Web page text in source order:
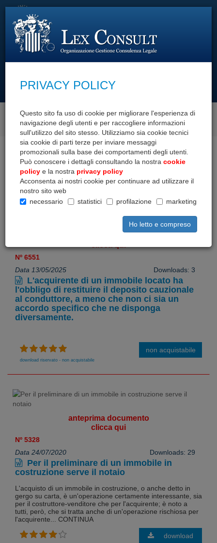
SCOPRI I NOSTRI SERVIZI
Documenti Decreti e leggi
Decreti e leggi
Nº 6551
Data 13/05/2025
Downloads: 3
L'acquirente di un immobile locato ha
l'obbligo di restituire il deposito cauzionale
al conduttore, a meno che non ci sia un
accordo specifico che ne disponga
diversamente.
download riservato - non acquistabile
non acquistabile
anteprima documento
clicca qui
Nº 5328
Data 24/07/2020
Downloads: 29
Per il preliminare di un immobile in
costruzione serve il notaio
L'acquisto di un immobile in costruzione, o anche detto in
gergo su carta, è un'operazione certamente interessante, sia
per il costruttore-venditore che per l'acquirente; è noto a
tutti, però, che si tratta anche di un'operazione rischiosa per
l'acquirente... CONTINUA
download
PRIVACY POLICY
Questo sito fa uso di cookie per migliorare l'esperienza di
navigazione degli utenti e per raccogliere informazioni
sull'utilizzo del sito stesso. Utilizziamo sia cookie tecnici
sia cookie di parti terze per inviare messaggi
promozionali sulla base dei comportamenti degli utenti.
Può conoscere i dettagli consultando la nostra cookie
policy e la nostra privacy policy
Acconsenta ai nostri cookie per continuare ad utilizzare il
nostro sito web
necessario
statistici profilazione marketing
Ho letto e compreso